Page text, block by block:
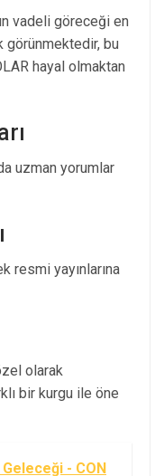
vadeli göreceği en
görünmektedir, bu
hayal olmaktan
uzman yorumlar
resmi yayınlarına
olarak
bir kurgu ile öne
- CON